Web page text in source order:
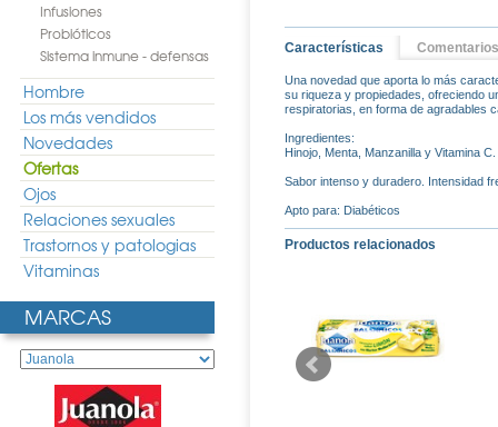
Infusiones
Probióticos
Sistema inmune - defensas
Hombre
Los más vendidos
Novedades
Ofertas
Ojos
Relaciones sexuales
Trastornos y patologias
Vitaminas
MARCAS
Características Comentarios
Una novedad que aporta lo más
su riqueza y propiedades, ofreciendo
respiratorias, en forma de agradables
Ingredientes:
Hinojo, Menta, Manzanilla y Vitamina C.
Sabor intenso y duradero. Intensidad
Apto para: Diabéticos
Productos relacionados